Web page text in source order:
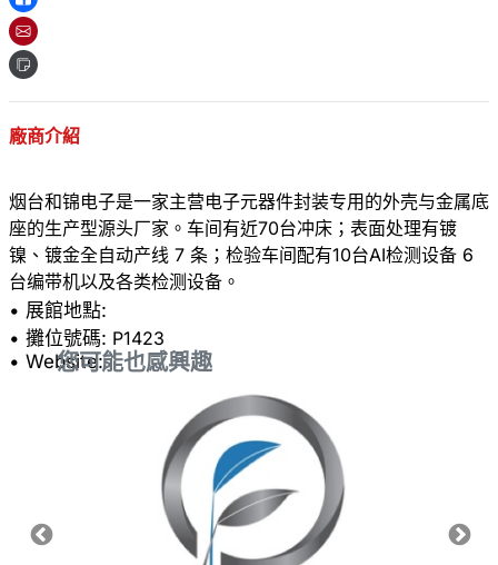
廠商介紹
烟台和锦电子是一家主营电子元器件封装专用的外壳与金属底
座的生产型源头厂家。车间有近70台冲床；表面处理有镀
镍、镀金全自动产线 7 条；检验车间配有10台AI检测设备 6
• 展館地點:
• 攤位號碼: P1423
• Website:您可能也感興趣